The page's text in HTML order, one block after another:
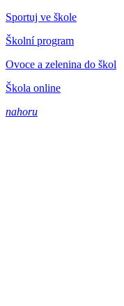
Sportuj ve škole
Školní program
Ovoce a zelenina do škol
Škola online
nahoru